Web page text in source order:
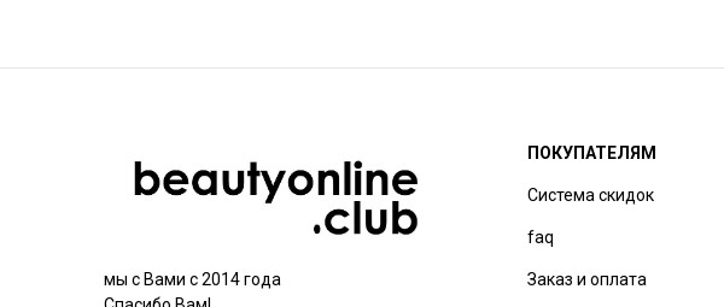
мы с Вами с 2014 года
ПОКУПАТЕЛЯМ
Система скидок
faq
Заказ и оплата